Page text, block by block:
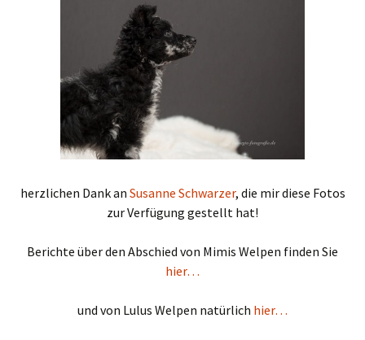
herzlichen Dank an Susanne Schwarzer, die mir diese Fotos
zur Verfügung gestellt hat!
Berichte über den Abschied von Mimis Welpen finden Sie
hier…
und von Lulus Welpen natürlich hier…